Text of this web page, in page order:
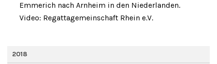
Emmerich nach Arnheim in den Niederlanden.
Video: Regattagemeinschaft Rhein e.V.
2018